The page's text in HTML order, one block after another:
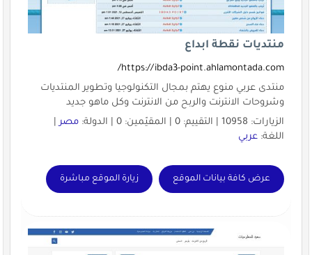
منتديات نقطة ابداع
https://ibda3-point.ahlamontada.com/
منتدى عربي منوع يهتم بمجال التكنولوجيا وتطوير المنتديات
وشروحات الانترنت والربح من الانترنت وكل ماهو جديد
الزيارات: 10958 | التقييم: 0 | المقيّمين: 0 | الدولة:
مصر|
اللغة: عربي
عرض كافة بيانات الموقع زيارة الموقع مباشرة